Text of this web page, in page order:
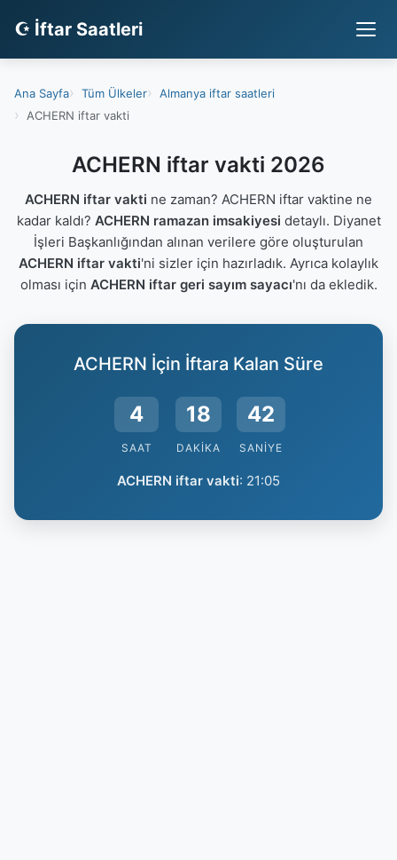
☪ İftar Saatleri
Ana Sayfa Tüm Ülkeler
Almanya iftar saatleri
ACHERN iftar vakti
ACHERN iftar vakti 2026
ACHERN iftar vakti ne zaman? ACHERN iftar vaktine ne
kadar kaldı? ACHERN ramazan imsakiyesi detaylı. Diyanet
İşleri Başkanlığından alınan verilere göre oluşturulan
ACHERN iftar vakti'ni sizler için hazırladık. Ayrıca kolaylık
olması için ACHERN iftar geri sayım sayacı'nı da ekledik.
ACHERN İçin İftara Kalan Süre
4
SAAT
18
DAKIKA
41
SANIYE
ACHERN iftar vakti: 21:05